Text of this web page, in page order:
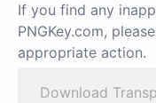
If you find any
PNGKey.com, please
appropriate action.
Download